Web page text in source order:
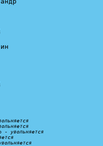
- увольняется